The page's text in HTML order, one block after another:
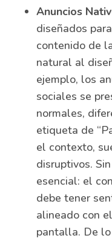
Anuncios
diseñados
contenido de
natural al
ejemplo, los
sociales se
normales,
etiqueta de
el contexto,
disruptivos.
esencial: el
debe tener
alineado con
pantalla. De